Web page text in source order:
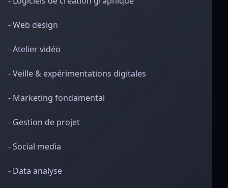
- Web design
- Atelier vidéo
- Veille & expérimentations digitales
- Marketing fondamental
- Gestion de projet
- Social media
- Data analyse